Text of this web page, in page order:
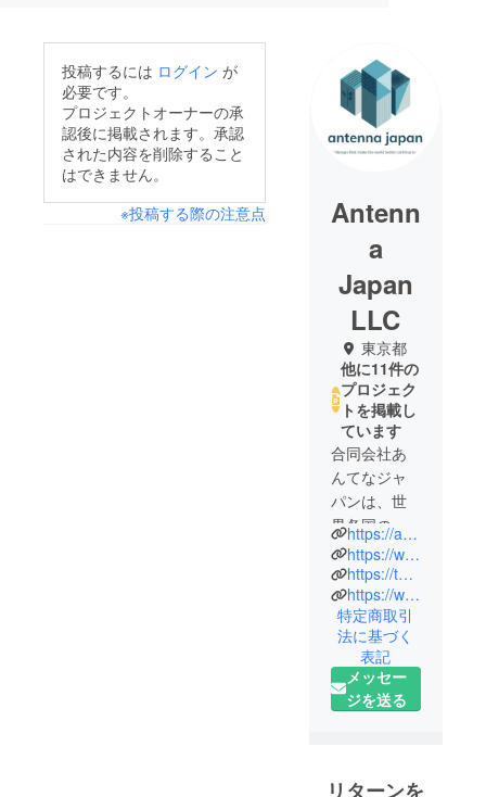
投稿するには ログイン が
必要です。
プロジェクトオーナーの承
認後に掲載されます。承認
された内容を削除すること
はできません。
※投稿する際の注意点
Antenn
a
Japan
LLC
東京都
他に11件の
プロジェク
トを掲載し
ています
合同会社あ
んてなジャ
パンは、世
界各国の
メーカーと
コンタクト
を取り日本
未発売の
グッズをご
紹介してい
ます。海外
の人気アイ
がより快適
https://atn365.co.jp/
https://www.facebook.com/ant365jp/
https://twitter.com/ant365jp
https://www.instagram.com/ant365jp/
特定商取引
法に基づく
表記
メッセー
ジを送る
リターンを